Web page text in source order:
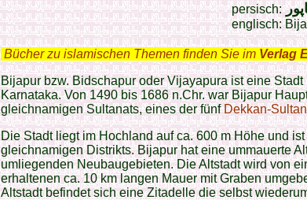
persisch:
englisch:
Bücher zu islamischen Themen finden Sie im Verlag
Bijapur bzw. Bidschapur oder Vijayapura ist eine Stadt
Karnataka. Von 1490 bis 1686 n.Chr. war Bijapur
gleichnamigen Sultanats, eines der fünfDekkan-
Die Stadt liegt im Hochland auf ca. 600 m Höhe und
gleichnamigen Distrikts. Bijapur hat eine ummauerte
umliegenden Neubaugebieten. Die Altstadt wird von
erhaltenen ca. 10 km langen Mauer mit Graben
Altstadt befindet sich eine Zitadelle die selbst